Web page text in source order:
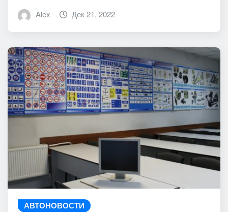
Alex Дек 21, 2022
АВТОНОВОСТИ